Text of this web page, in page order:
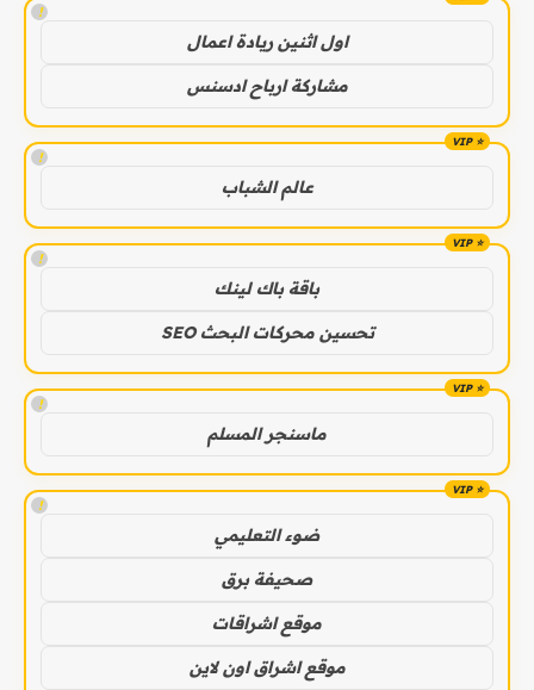
!
اول اثنين ريادة اعمال
مشاركة ارباح ادسنس
!
عالم الشباب
!
باقة باك لينك
تحسين محركات البحث SEO
!
ماسنجر المسلم
!
ضوء التعليمي
صحيفة برق
موقع اشراقات
موقع اشراق اون لاين